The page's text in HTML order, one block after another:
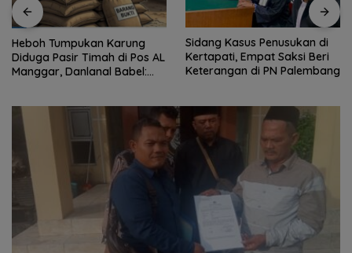
Heboh Tumpukan Karung
Diduga Pasir Timah di Pos AL
Manggar, Danlanal Babel:
Sidang Kasus Penusukan di
Kertapati, Empat Saksi Beri
Keterangan di PN Palembang